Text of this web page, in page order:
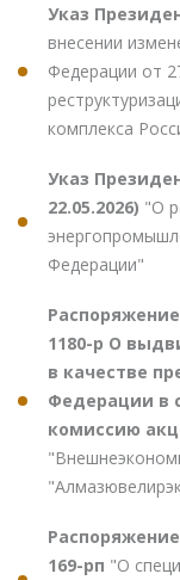
Указ
внесении
Федерации от
комплекса
Указ
22.05.2026) "О
Федерации"
1180-р О
в качестве
Федерации в
комиссию
169-рп "О